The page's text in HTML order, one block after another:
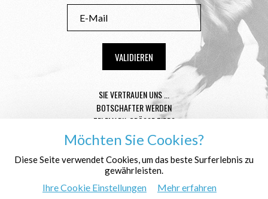
SIE VERTRAUEN UNS ...
BOTSCHAFTER WERDEN
TELEMARK-GRÖSSE TIPPS
CONDITIONS GÉNÉRALES DE VENTE
MENTIONS LÉGALES
DATENSCHUTZ
WER SIND WIR ?
Möchten Sie Cookies?
Diese Seite verwendet Cookies, um das beste Surferlebnis zu
gewährleisten.
Ihre Cookie Einstellungen Mehr erfahren